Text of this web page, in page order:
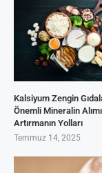
Kalsiyum Zengin
Önemli Mineralin
Artırmanın Yolları
Temmuz 14, 2025